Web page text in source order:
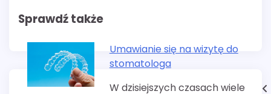
Sprawdź także
Umawianie się na wizytę do
stomatologa
W dzisiejszych czasach wiele